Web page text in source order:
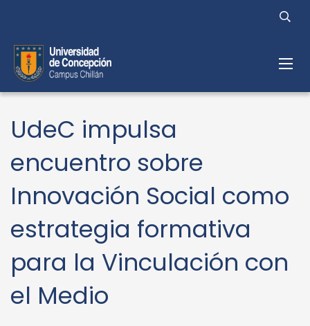
UdeC impulsa
encuentro sobre
Innovación Social como
estrategia formativa
para la Vinculación con
el Medio